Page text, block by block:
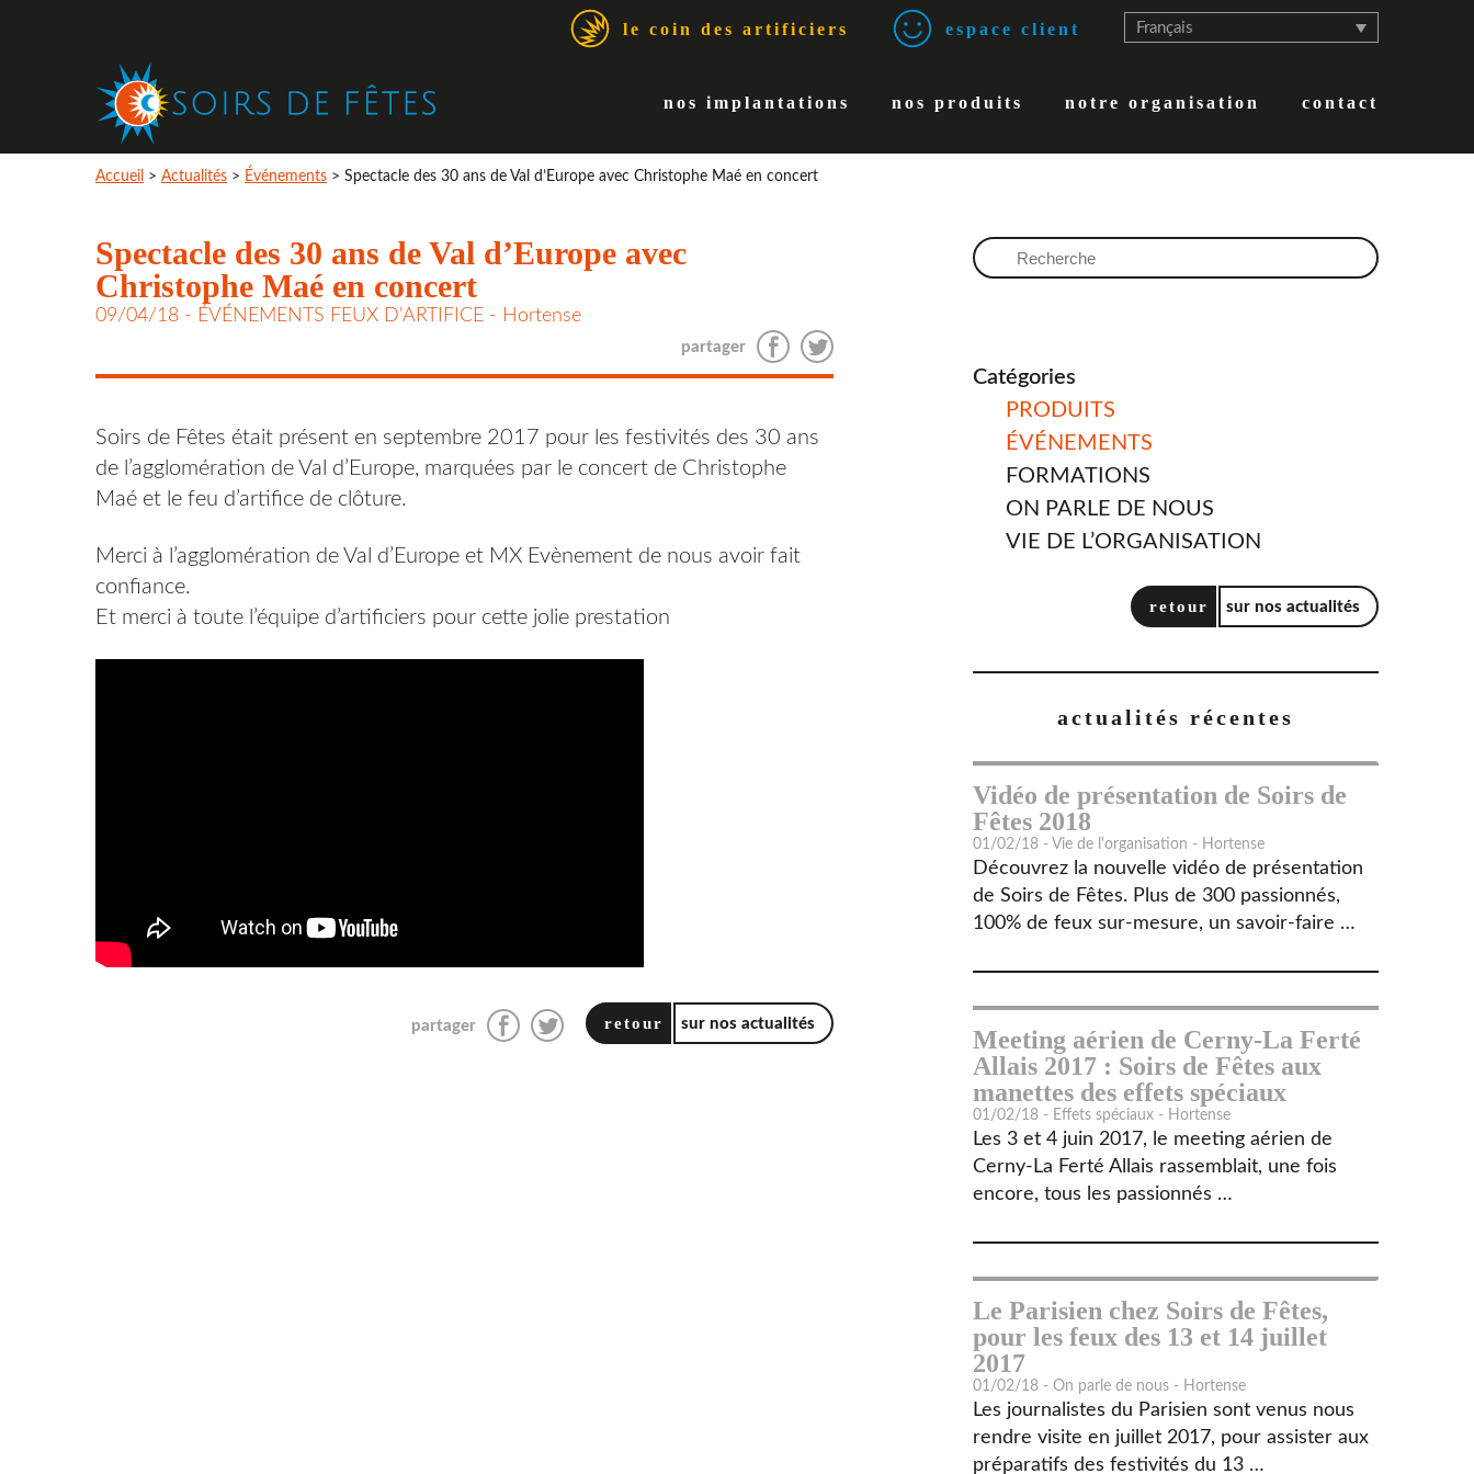
Français
espace client
le coin des artificiers
nos implantations nos produits notre organisation contact
Accueil > Actualités > Événements > Spectacle des 30 ans de Val d’Europe avec Christophe Maé en concert
Spectacle des 30 ans de Val d’Europe avec
Christophe Maé en concert
09/04/18 - ÉVÉNEMENTS FEUX D'ARTIFICE - Hortense
partager
Soirs de Fêtes était présent en septembre 2017 pour les festivités des 30 ans
de l’agglomération de Val d’Europe, marquées par le concert de Christophe
Maé et le feu d’artifice de clôture.
Merci à l’agglomération de Val d’Europe et MX Evènement de nous avoir fait
confiance.
Et merci à toute l’équipe d’artificiers pour cette jolie prestation
retour sur nos actualités
partager
Catégories
PRODUITS
ÉVÉNEMENTS
FORMATIONS
ON PARLE DE NOUS
VIE DE L’ORGANISATION
retour sur nos actualités
actualités récentes
Vidéo de présentation de Soirs de
Fêtes 2018
01/02/18 - Vie de l'organisation - Hortense
Découvrez la nouvelle vidéo de présentation
de Soirs de Fêtes. Plus de 300 passionnés,
100% de feux sur-mesure, un savoir-faire …
Meeting aérien de Cerny-La Ferté
Allais 2017 : Soirs de Fêtes aux
manettes des effets spéciaux
01/02/18 - Effets spéciaux - Hortense
Les 3 et 4 juin 2017, le meeting aérien de
Cerny-La Ferté Allais rassemblait, une fois
encore, tous les passionnés …
Le Parisien chez Soirs de Fêtes,
pour les feux des 13 et 14 juillet
2017
01/02/18 - On parle de nous - Hortense
Les journalistes du Parisien sont venus nous
rendre visite en juillet 2017, pour assister aux
préparatifs des festivités du 13 …